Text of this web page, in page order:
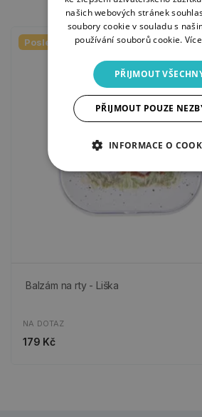
Poslední kusy
Balzám na rty - Liška
NA DOTAZ
179 Kč
našich webových stránek
soubory cookie v souladu s
používání souborů cookie.
PŘIJMOUT
PŘIJMOUT POUZE
INFORMACE O